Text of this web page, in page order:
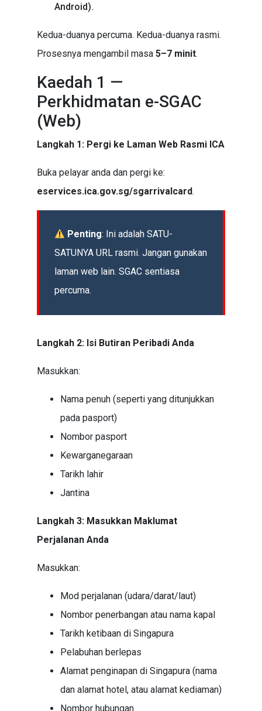
Android).
Kedua-duanya percuma. Kedua-duanya rasmi.
Prosesnya mengambil masa 5–7 minit.
Kaedah 1 —
Perkhidmatan e-SGAC
(Web)
Langkah 1: Pergi ke Laman Web Rasmi ICA
Buka pelayar anda dan pergi ke:
eservices.ica.gov.sg/sgarrivalcard.
Penting: Ini adalah SATU-
SATUNYA URL rasmi. Jangan gunakan
laman web lain. SGAC sentiasa
percuma.
Langkah 2: Isi Butiran Peribadi Anda
Masukkan:
Nama penuh (seperti yang ditunjukkan
pada pasport)
Nombor pasport
Kewarganegaraan
Tarikh lahir
Jantina
Langkah 3: Masukkan Maklumat
Perjalanan Anda
Masukkan:
Mod perjalanan (udara/darat/laut)
Nombor penerbangan atau nama kapal
Tarikh ketibaan di Singapura
Pelabuhan berlepas
Alamat penginapan di Singapura (nama
dan alamat hotel, atau alamat kediaman)
Nombor hubungan